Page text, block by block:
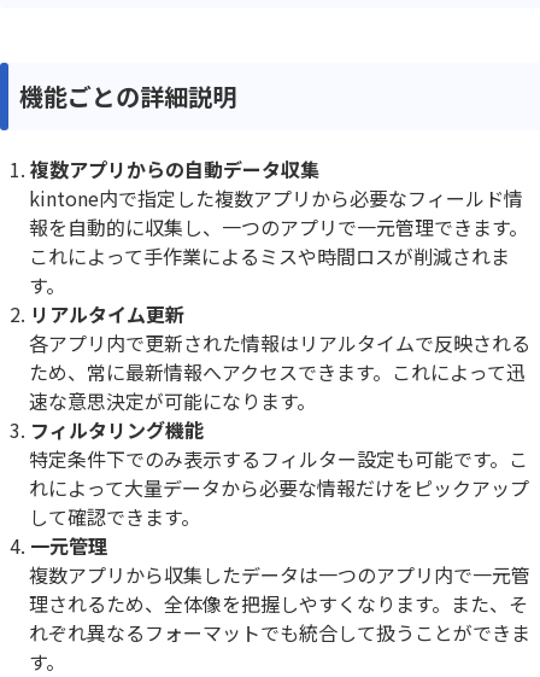
機能ごとの詳細説明
複数アプリからの自動データ収集
kintone内で指定した複数アプリから必要なフィールド情
報を自動的に収集し、一つのアプリで一元管理できます。
これによって手作業によるミスや時間ロスが削減されま
す。
リアルタイム更新
各アプリ内で更新された情報はリアルタイムで反映される
ため、常に最新情報へアクセスできます。これによって迅
速な意思決定が可能になります。
フィルタリング機能
特定条件下でのみ表示するフィルター設定も可能です。こ
れによって大量データから必要な情報だけをピックアップ
して確認できます。
一元管理
複数アプリから収集したデータは一つのアプリ内で一元管
理されるため、全体像を把握しやすくなります。また、そ
れぞれ異なるフォーマットでも統合して扱うことができま
す。